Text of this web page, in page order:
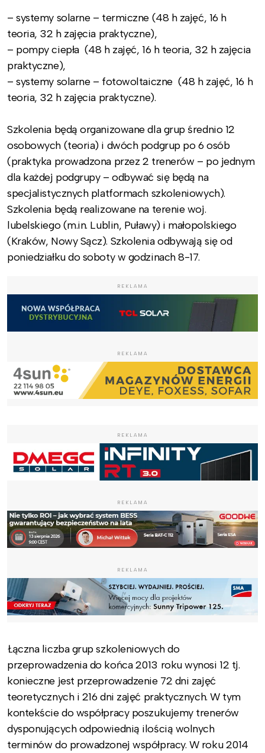
– systemy solarne – termiczne (48 h zajęć, 16 h
teoria, 32 h zajęcia praktyczne),
– pompy ciepła (48 h zajęć, 16 h teoria, 32 h zajęcia
praktyczne),
– systemy solarne – fotowoltaiczne (48 h zajęć, 16 h
teoria, 32 h zajęcia praktyczne).
Szkolenia będą organizowane dla grup średnio 12
osobowych (teoria) i dwóch podgrup po 6 osób
(praktyka prowadzona przez 2 trenerów – po jednym
dla każdej podgrupy – odbywać się będą na
specjalistycznych platformach szkoleniowych).
Szkolenia będą realizowane na terenie woj.
lubelskiego (m.in. Lublin, Puławy) i małopolskiego
(Kraków, Nowy Sącz). Szkolenia odbywają się od
poniedziałku do soboty w godzinach 8-17.
REKLAMA
REKLAMA
REKLAMA
REKLAMA
REKLAMA
Łączna liczba grup szkoleniowych do
przeprowadzenia do końca 2013 roku wynosi 12 tj.
konieczne jest przeprowadzenie 72 dni zajęć
teoretycznych i 216 dni zajęć praktycznych. W tym
kontekście do współpracy poszukujemy trenerów
dysponujących odpowiednią ilością wolnych
terminów do prowadzonej współpracy. W roku 2014